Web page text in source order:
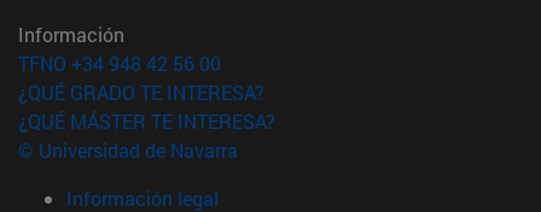
Información
TFNO +34 948 42 56 00
¿QUÉ GRADO TE INTERESA?
¿QUÉ MÁSTER TE INTERESA?
© Universidad de Navarra
Información legal